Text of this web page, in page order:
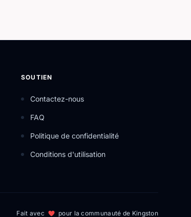
SOUTIEN
Contactez-nous
FAQ
Politique de confidentialité
Conditions d'utilisation
Fait avec pour la communauté de Kingston